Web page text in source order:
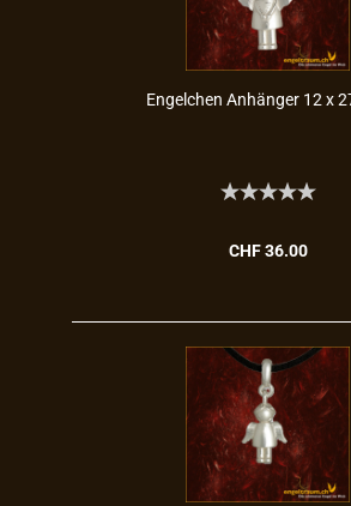
En­gel­chen An­hän­ger 12 x
CHF 36.00